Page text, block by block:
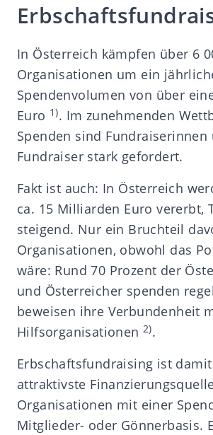
In Österreich kämpfen über 6
Organisationen um ein
Spendenvolumen von über
Euro 1). Im zunehmenden
Spenden sind Fundraiserinnen
Fundraiser stark gefordert.
Fakt ist auch: In Österreich
ca. 15 Milliarden Euro vererbt,
steigend. Nur ein Bruchteil
Organisationen, obwohl das
wäre: Rund 70 Prozent der
und Österreicher spenden
beweisen ihre Verbundenheit
Hilfsorganisationen 2).
Erbschaftsfundraising ist
attraktivste
Organisationen mit einer
Mitglieder- oder Gönnerbasis.